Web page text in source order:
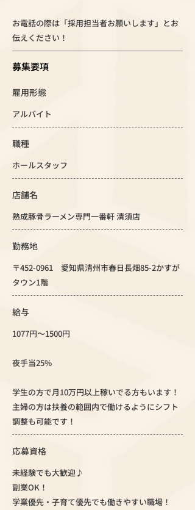
お電話の際は「採用担当者お願いします」とお
伝えください！
募集要項
雇用形態
アルバイト
職種
ホールスタッフ
店舗名
熟成豚骨ラーメン専門一番軒 清須店
勤務地
〒452-0961 愛知県清州市春日長畑85-2かすが
タウン1階
給与
1077円～1500円
夜手当25%
学生の方で月10万円以上稼いでる方もいます！
主婦の方は扶養の範囲内で働けるようにシフト
調整も可能です！
応募資格
未経験でも大歓迎♪
副業OK！
学業優先・子育て優先でも働きやすい職場！